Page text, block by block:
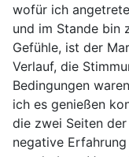
wofür ich
und im Stande bin
Gefühle, ist der
Verlauf, die
Bedingungen
ich es genießen
die zwei Seiten
negative